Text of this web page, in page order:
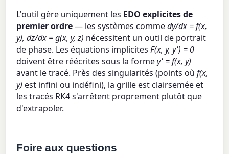
L'outil gère uniquement les EDO explicites de
premier ordre— les systèmes commedy/dx = f(x,
y), dz/dx = g(x, y, z) nécessitent un outil de portrait
de phase. Les équations implicitesF(x, y, y') = 0
doivent être réécrites sous la formey' = f(x, y)
avant le tracé. Près des singularités (points oùf(x,
y) est infini ou indéfini), la grille est clairsemée et
les tracés RK4 s'arrêtent proprement plutôt que
d'extrapoler.
Foire aux questions